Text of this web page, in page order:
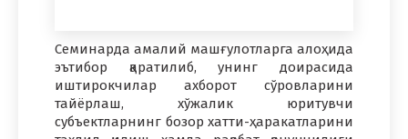
Семинарда амалий машғулотларга алоҳида
эътибор қаратилиб, унинг доирасида
иштирокчилар ахборот сўровларини
тайёрлаш, хўжалик юритувчи
субъектларнинг бозор хатти-ҳаракатларини